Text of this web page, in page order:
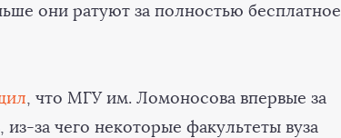
они ратуют за полностью бесплатное
, что МГУ им. Ломоносова впервые за
за чего некоторые факультеты вуза